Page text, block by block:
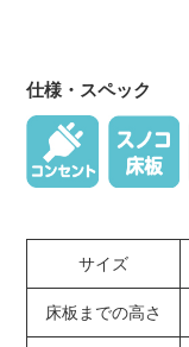
仕様・スペック
サイズ
床板までの高さ